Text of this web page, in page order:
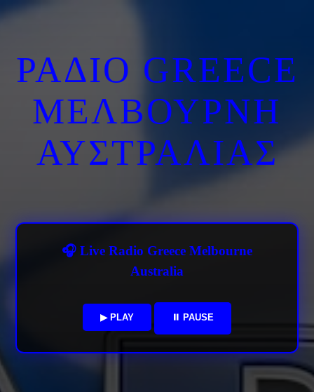
ΡΑΔΙΟ GREECE
ΜΕΛΒΟΥΡΝΗ
ΑΥΣΤΡΑΛΙΑΣ
🎧 Live Radio Greece Melbourne
Australia
▶ PLAY ⏸ PAUSE